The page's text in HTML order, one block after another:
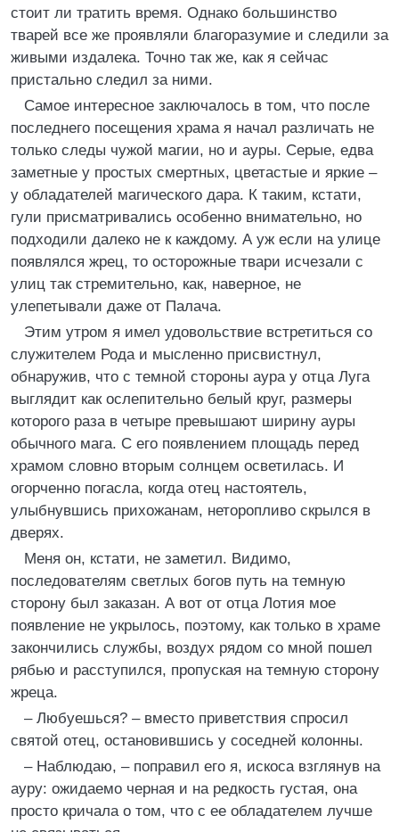
стоит ли тратить время. Однако большинство
тварей все же проявляли благоразумие и следили за
живыми издалека. Точно так же, как я сейчас
пристально следил за ними.
Самое интересное заключалось в том, что после
последнего посещения храма я начал различать не
только следы чужой магии, но и ауры. Серые, едва
заметные у простых смертных, цветастые и яркие –
у обладателей магического дара. К таким, кстати,
гули присматривались особенно внимательно, но
подходили далеко не к каждому. А уж если на улице
появлялся жрец, то осторожные твари исчезали с
улиц так стремительно, как, наверное, не
улепетывали даже от Палача.
Этим утром я имел удовольствие встретиться со
служителем Рода и мысленно присвистнул,
обнаружив, что с темной стороны аура у отца Луга
выглядит как ослепительно белый круг, размеры
которого раза в четыре превышают ширину ауры
обычного мага. С его появлением площадь перед
храмом словно вторым солнцем осветилась. И
огорченно погасла, когда отец настоятель,
улыбнувшись прихожанам, неторопливо скрылся в
дверях.
Меня он, кстати, не заметил. Видимо,
последователям светлых богов путь на темную
сторону был заказан. А вот от отца Лотия мое
появление не укрылось, поэтому, как только в храме
закончились службы, воздух рядом со мной пошел
рябью и расступился, пропуская на темную сторону
жреца.
– Любуешься? – вместо приветствия спросил
святой отец, остановившись у соседней колонны.
– Наблюдаю, – поправил его я, искоса взглянув на
ауру: ожидаемо черная и на редкость густая, она
просто кричала о том, что с ее обладателем лучше